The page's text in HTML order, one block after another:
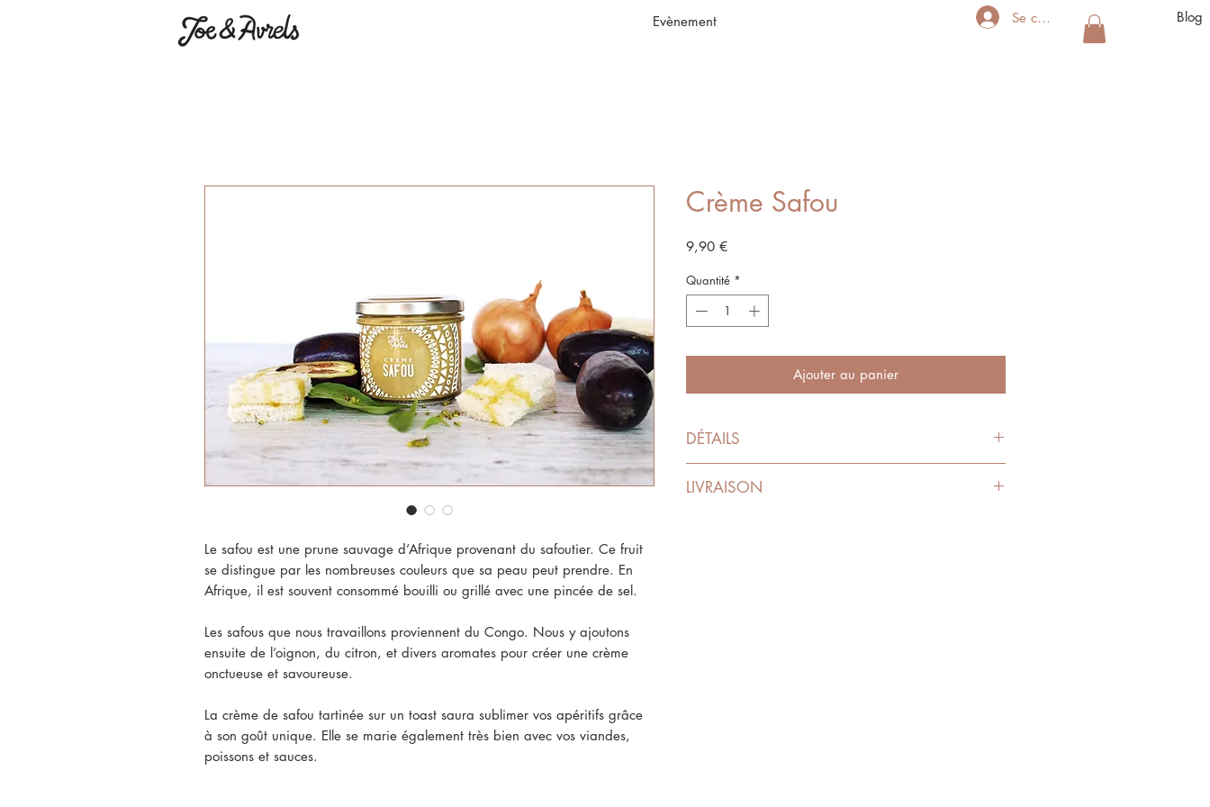
Evènement Se connecter Blog
Le safou est une prune sauvage d’Afrique provenant du safoutier. Ce fruit
se distingue par les nombreuses couleurs que sa peau peut prendre. En
Afrique, il est souvent consommé bouilli ou grillé avec une pincée de sel.
Les safous que nous travaillons proviennent du Congo. Nous y ajoutons
ensuite de l’oignon, du citron, et divers aromates pour créer une crème
onctueuse et savoureuse.
La crème de safou tartinée sur un toast saura sublimer vos apéritifs grâce
à son goût unique. Elle se marie également très bien avec vos viandes,
poissons et sauces.
Crème Safou
9,90 €Prix
Quantité *
Ajouter au panier
DÉTAILS
Valeur nutritionnelle (pour 100g) : 183 kcal
LIVRAISON